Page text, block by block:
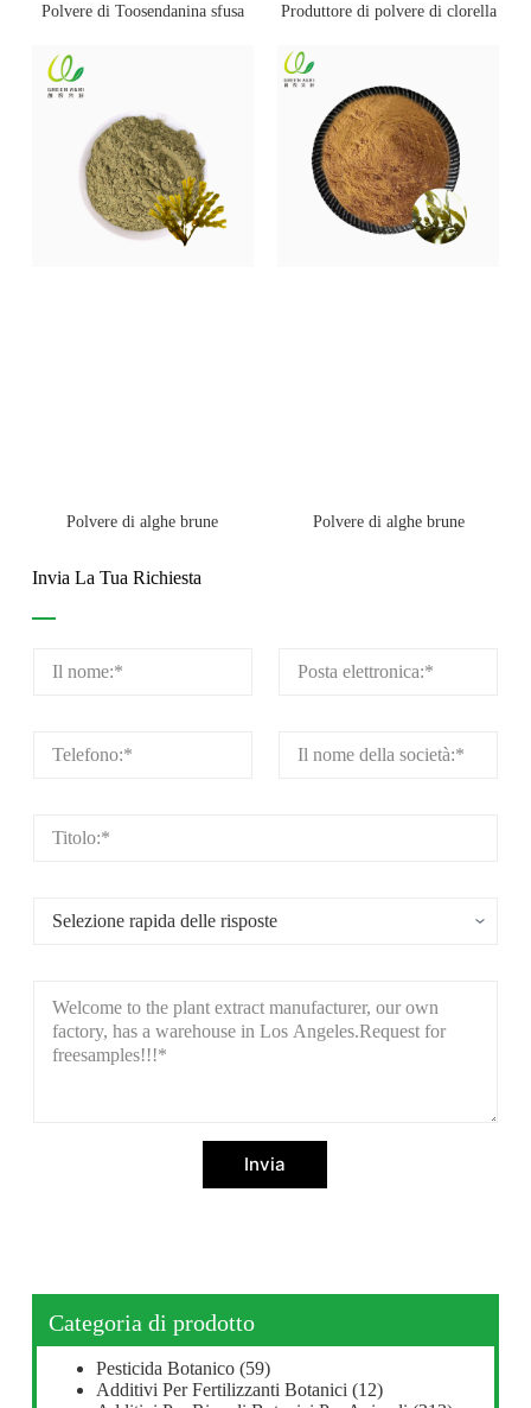
Polvere di Toosendanina sfusa Produttore di polvere di clorella
Polvere di alghe brune Polvere di alghe brune
Invia La Tua Richiesta
Invia
Categoria di prodotto
Pesticida Botanico (59)
Additivi Per Fertilizzanti Botanici (12)